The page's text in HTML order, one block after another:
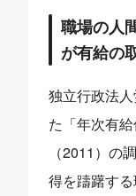
職場の人
が有給の
独立行政法
た「年次有
（2011）の
得を躊躇す